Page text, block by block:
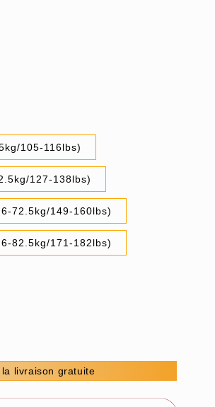
105-116lbs)
127-138lbs)
72.5kg/149-160lbs)
82.5kg/171-182lbs)
livraison gratuite